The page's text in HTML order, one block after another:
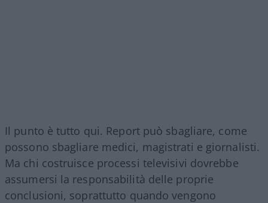
Il punto è tutto qui. Report può sbagliare, come
possono sbagliare medici, magistrati e giornalisti.
Ma chi costruisce processi televisivi dovrebbe
assumersi la responsabilità delle proprie
conclusioni, soprattutto quando vengono